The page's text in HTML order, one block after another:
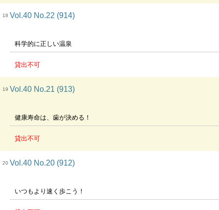
18 Vol.40 No.22 (914)
科学的に正しい温泉
貸出不可
19 Vol.40 No.21 (913)
健康寿命は、歯が決める！
貸出不可
20 Vol.40 No.20 (912)
いつもより速く歩こう！